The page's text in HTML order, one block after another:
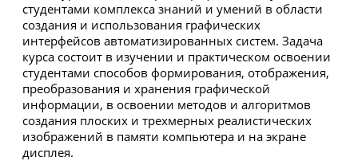
студентами комплекса знаний и умений в области
создания и использования графических
интерфейсов автоматизированных систем. Задача
курса состоит в изучении и практическом освоении
студентами способов формирования, отображения,
преобразования и хранения графической
информации, в освоении методов и алгоритмов
создания плоских и трехмерных реалистических
изображений в памяти компьютера и на экране
дисплея.